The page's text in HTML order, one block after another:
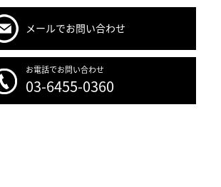
メールでお問い合わせ
お電話でお問い合わせ
03-6455-0360